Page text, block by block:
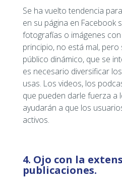
Se ha vuelto tendencia
en su página en Facebook
fotografías o imágenes
principio, no está mal,
público dinámico, que se
es necesario diversificar los
usas. Los videos, los
que pueden darle fuerza a
ayudarán a que los
activos.
4. Ojo con la
publicaciones.